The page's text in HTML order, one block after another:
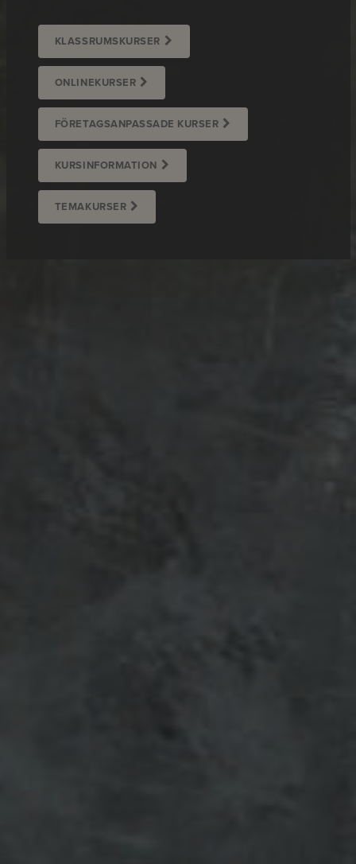
KLASSRUMSKURSER
ONLINEKURSER
FÖRETAGSANPASSADE KURSER
KURSINFORMATION
TEMAKURSER